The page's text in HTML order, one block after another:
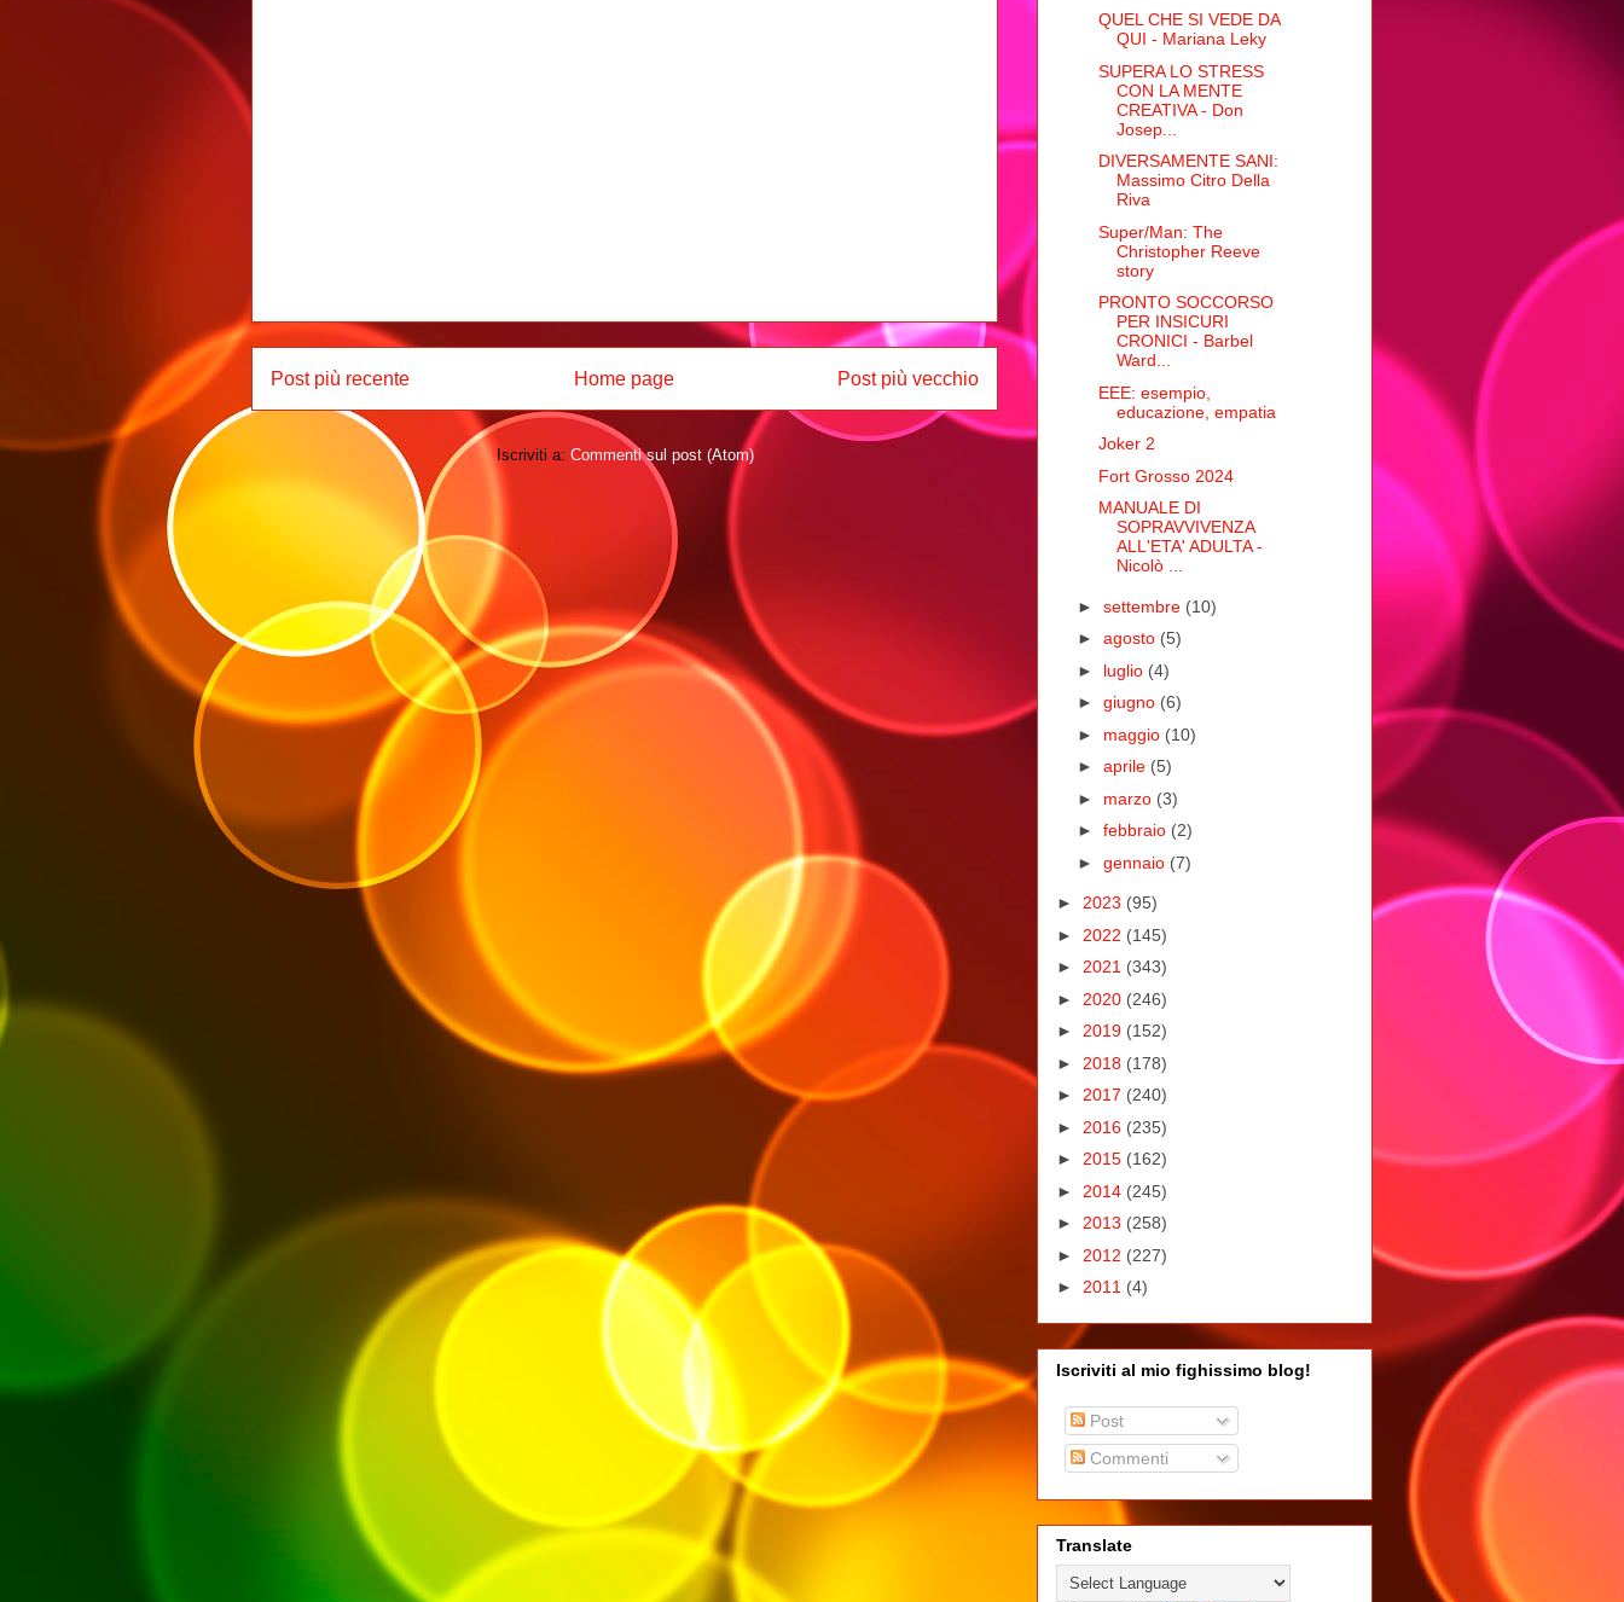
Post più recente Post più vecchio
Home page
Iscriviti a: Commenti sul post (Atom)
QUEL CHE SI VEDE DA
QUI - Mariana Leky
SUPERA LO STRESS
CON LA MENTE
CREATIVA - Don
Josep...
DIVERSAMENTE SANI:
Massimo Citro Della
Riva
Super/Man: The
Christopher Reeve
story
PRONTO SOCCORSO
PER INSICURI
CRONICI - Barbel
Ward...
EEE: esempio,
educazione, empatia
Joker 2
Fort Grosso 2024
MANUALE DI
SOPRAVVIVENZA
ALL'ETA' ADULTA -
Nicolò ...
► settembre (10)
► agosto (5)
► luglio (4)
► giugno (6)
► maggio (10)
► aprile (5)
► marzo (3)
► febbraio (2)
► gennaio (7)
► 2023 (95)
► 2022 (145)
► 2021 (343)
► 2020 (246)
► 2019 (152)
► 2018 (178)
► 2017 (240)
► 2016 (235)
► 2015 (162)
► 2014 (245)
► 2013 (258)
► 2012 (227)
► 2011 (4)
Iscriviti al mio fighissimo blog!
Post
Commenti
Translate